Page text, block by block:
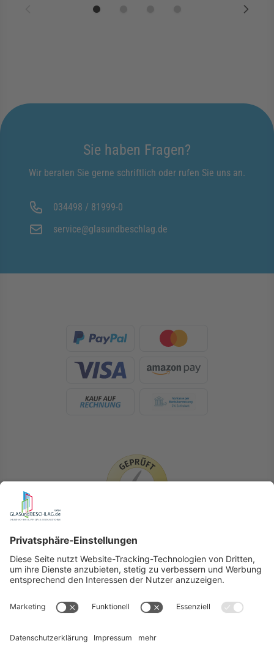
Sie haben Fragen?
Wir beraten Sie gerne schriftlich oder rufen Sie uns an.
034498 / 81999-0
service@glasundbeschlag.de